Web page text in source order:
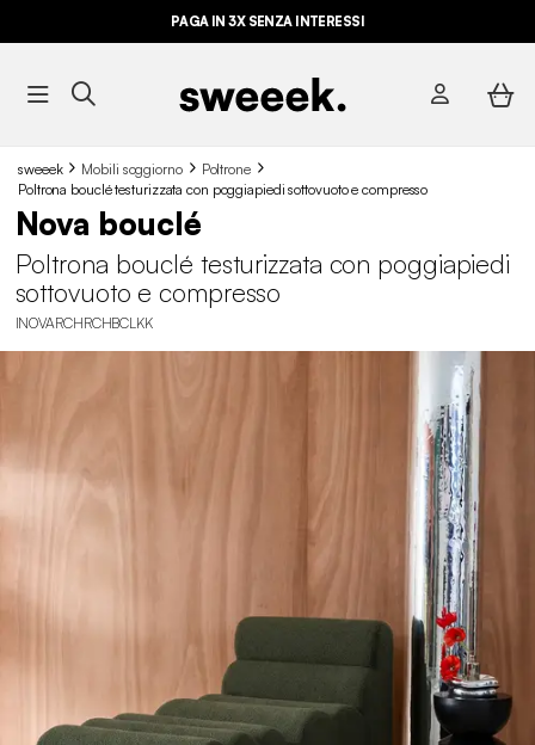
PAGA IN 3X SENZA INTERESSI
sweeek Mobili soggiorno
Poltrone
Poltrona bouclé testurizzata con poggiapiedi sottovuoto e compresso
Nova bouclé
Poltrona bouclé testurizzata con poggiapiedi
sottovuoto e compresso
INOVARCHRCHBCLKK